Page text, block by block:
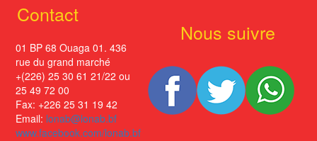
Contact
01 BP 68 Ouaga 01. 436
rue du grand marché
+(226) 25 30 61 21/22 ou
25 49 72 00
Fax: +226 25 31 19 42
Email: lonab@lonab.bf
www.facebook.com/lonab.bf
Nous suivre